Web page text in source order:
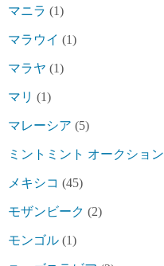
マニラ (1)
マラウイ (1)
マラヤ (1)
マリ (1)
マレーシア (5)
ミントミント オークション
メキシコ (45)
モザンビーク (2)
モンゴル (1)